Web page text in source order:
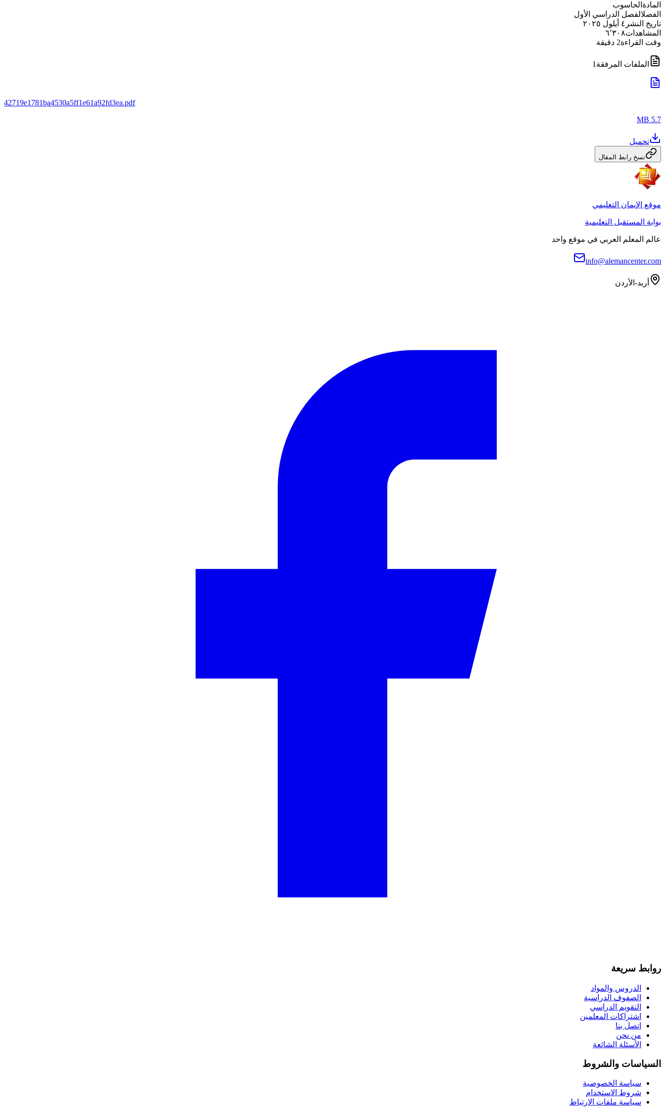
المادة الحاسوب
الفصلالفصل الدراسي الأول
تاريخ النشر ٤ أيلول ٢٠٢٥
المشاهدات٦٬٣٠٨
وقت القراءة2 دقيقة
الملفات المرفقة 1
42719e1781ba4530a5ff1e61a92fd3ea.pdf
5.7 MB
تحميل
نسخ رابط المقال
موقع الإيمان التعليمي
بوابة المستقبل التعليمية
عالم المعلم العربي في موقع واحد
info@alemancenter.com
أربد-الأردن
روابط سريعة
الدروس والمواد
الصفوف الدراسية
التقويم الدراسي
اشتراكات المعلمين
اتصل بنا
من نحن
الأسئلة الشائعة
السياسات والشروط
سياسة الخصوصية
شروط الاستخدام
سياسة ملفات الارتباط